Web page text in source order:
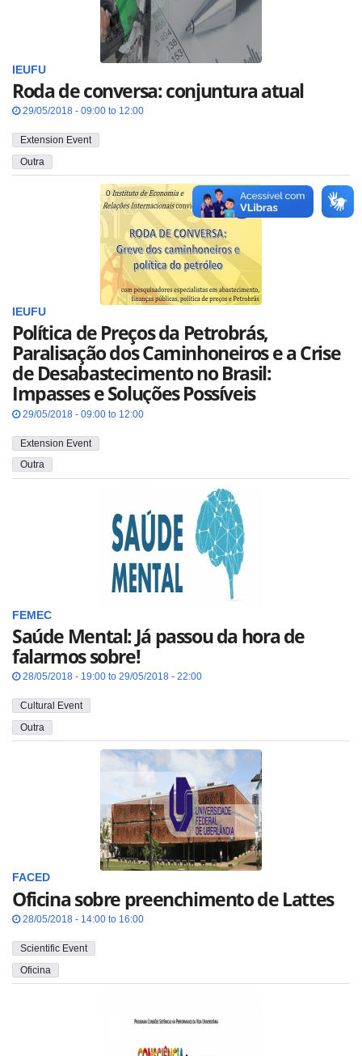
IEUFU
Roda de conversa: conjuntura atual
29/05/2018 - 09:00 to 12:00
Extension Event
Outra
IEUFU
Política de Preços da Petrobrás,
Paralisação dos Caminhoneiros e a Crise
de Desabastecimento no Brasil:
Impasses e Soluções Possíveis
29/05/2018 - 09:00 to 12:00
Extension Event
Outra
FEMEC
Saúde Mental: Já passou da hora de
falarmos sobre!
28/05/2018 - 19:00 to 29/05/2018 - 22:00
Cultural Event
Outra
FACED
Oficina sobre preenchimento de Lattes
28/05/2018 - 14:00 to 16:00
Scientific Event
Oficina